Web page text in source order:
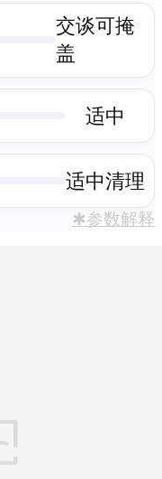
交谈可掩
盖
适中
适中清理
✱参数解释